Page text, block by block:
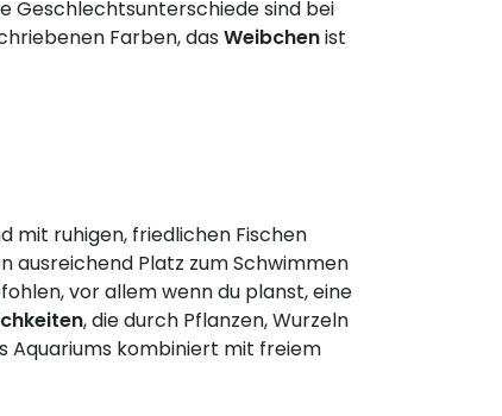
Geschlechtsunterschiede sind bei
Farben, das Weibchenist
mit ruhigen, friedlichen Fischen
ausreichend Platz zum Schwimmen
vor allem wenn du planst, eine
, die durch Pflanzen, Wurzeln
Aquariums kombiniert mit freiem